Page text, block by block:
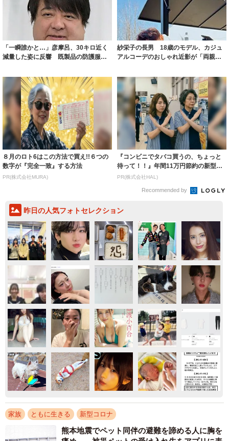
「一瞬誰かと…」彦摩呂、30キロ近く
減量した姿に反響 既製品の防護服が
紗栄子の長男 18歳のモデル、カジュ
アルコーデのおしゃれ近影が「両親の
８月のロト6はこの方法で買え!!６つの
数字が『完全一致』する方法
PR(株式会社MURA)
『コンビニでタバコ買うの、ちょっと
待って！！』年間11万円節約の新型タ
バコ
PR(株式会社HAL)
Recommended by
昨日の人気フォトセレクション
家族 ともに生きる 新型コロナ
熊本地震でペット同伴の避難を諦める人に胸を